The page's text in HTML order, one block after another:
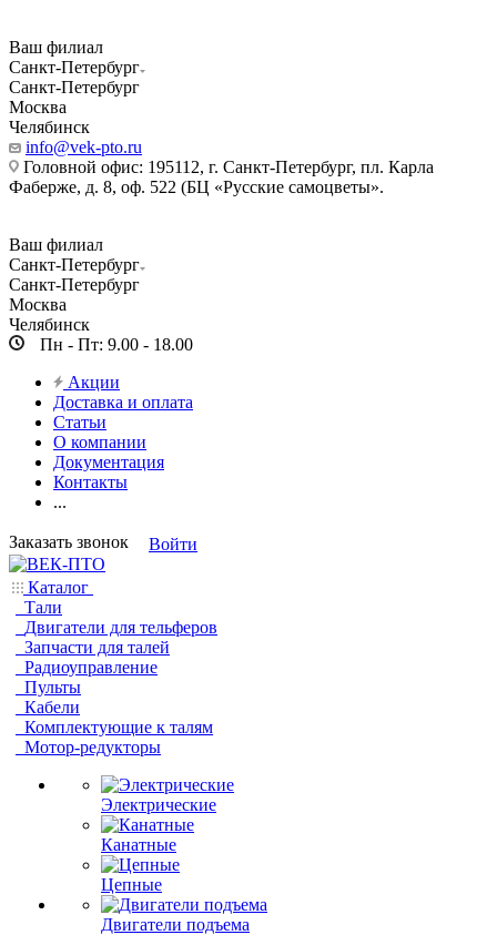
Ваш филиал
Санкт-Петербург
Санкт-Петербург
Москва
Челябинск
info@vek-pto.ru
Головной офис: 195112, г. Санкт-Петербург, пл. Карла
Фаберже, д. 8, оф. 522 (БЦ «Русские самоцветы».
Ваш филиал
Санкт-Петербург
Санкт-Петербург
Москва
Челябинск
Пн - Пт: 9.00 - 18.00
Акции
Доставка и оплата
Статьи
О компании
Документация
Контакты
...
Заказать звонок Войти
Каталог
Тали
Двигатели для тельферов
Запчасти для талей
Радиоуправление
Пульты
Кабели
Комплектующие к талям
Мотор-редукторы
Электрические
Канатные
Цепные
Двигатели подъема